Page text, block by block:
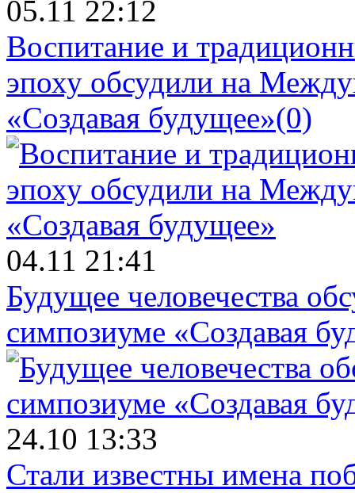
05.11 22:12
Воспитание и
эпоху обсудили на
«Создавая будущее»(0)
04.11 21:41
Будущее человечества
симпозиуме «Создавая
24.10 13:33
Стали известны имена